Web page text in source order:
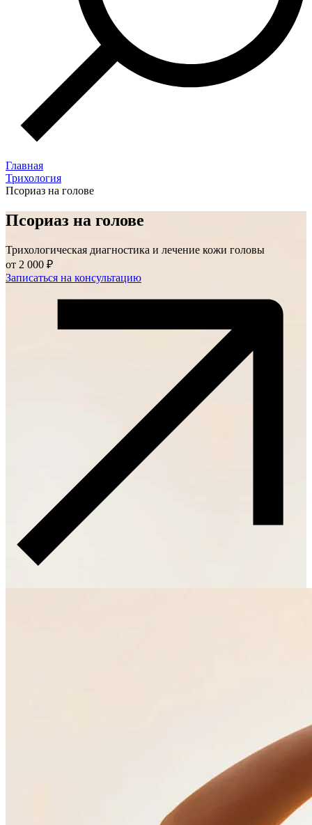
Главная
Трихология
Псориаз на голове
Псориаз на голове
Трихологическая диагностика и лечение кожи головы
от 2 000 ₽
Записаться на консультацию